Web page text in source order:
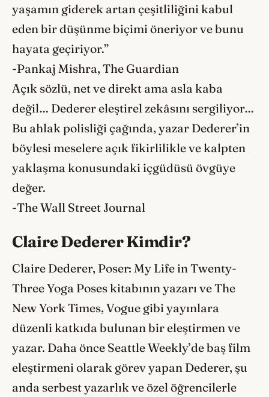
yaşamın giderek artan çeşitliliğini kabul
eden bir düşünme biçimi öneriyor ve bunu
hayata geçiriyor.”
-Pankaj Mishra, The Guardian
Açık sözlü, net ve direkt ama asla kaba
değil… Dederer eleştirel zekâsını sergiliyor…
Bu ahlak polisliği çağında, yazar Dederer’in
böylesi meselere açık fikirlilikle ve kalpten
yaklaşma konusundaki içgüdüsü övgüye
değer.
-The Wall Street Journal
Claire Dederer Kimdir?
Claire Dederer, Poser: My Life in Twenty-
Three Yoga Poses kitabının yazarı ve The
New York Times, Vogue gibi yayınlara
düzenli katkıda bulunan bir eleştirmen ve
yazar. Daha önce Seattle Weekly’de baş film
eleştirmeni olarak görev yapan Dederer, şu
anda serbest yazarlık ve özel öğrencilerle